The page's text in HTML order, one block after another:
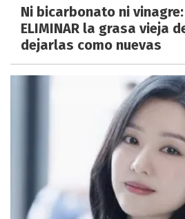
Ni bicarbonato ni
ELIMINAR la grasa vieja
dejarlas como nuevas